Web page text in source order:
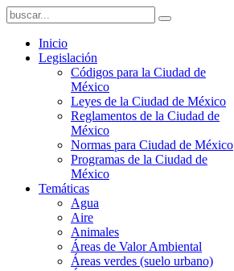
Inicio
Legislación
Códigos para la Ciudad de
México
Leyes de la Ciudad de México
Reglamentos de la Ciudad de
México
Normas para Ciudad de México
Programas de la Ciudad de
México
Temáticas
Agua
Aire
Animales
Áreas de Valor Ambiental
Áreas verdes (suelo urbano)